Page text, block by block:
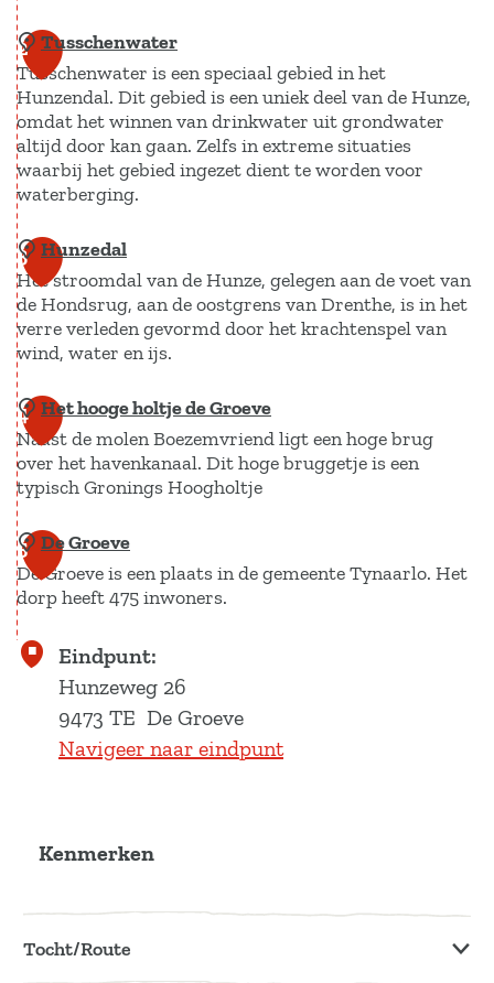
Z
u
i
d
l
a
a
r
d
e
r
m
e
e
r
2 Tusschenwater
Tusschenwater is een speciaal gebied in het
Hunzendal. Dit gebied is een uniek deel van de Hunze,
omdat het winnen van drinkwater uit grondwater
altijd door kan gaan. Zelfs in extreme situaties
waarbij het gebied ingezet dient te worden voor
waterberging.
T
u
s
s
c
h
e
n
w
a
t
e
r
3 Hunzedal
Het stroomdal van de Hunze, gelegen aan de voet van
de Hondsrug, aan de oostgrens van Drenthe, is in het
verre verleden gevormd door het krachtenspel van
wind, water en ijs.
H
u
n
z
e
d
a
l
4 Het hooge holtje de Groeve
Naast de molen Boezemvriend ligt een hoge brug
over het havenkanaal. Dit hoge bruggetje is een
typisch Gronings Hoogholtje
H
e
t
h
o
e
d
5 De Groeve
De Groeve is een plaats in de gemeente Tynaarlo. Het
dorp heeft 475 inwoners.
D
Eindpunt:
Hunzeweg 26
9473 TE De Groeve
Navigeer naar eindpunt
Kenmerken
Tocht/Route